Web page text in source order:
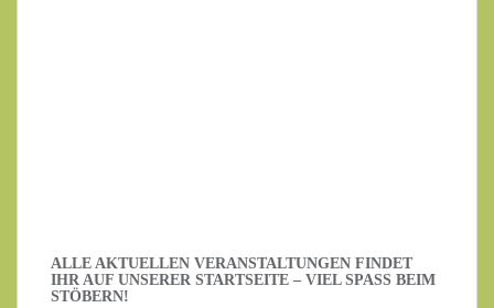
ALLE AKTUELLEN VERANSTALTUNGEN FINDET
IHR AUF UNSERER STARTSEITE – VIEL SPASS BEIM S
TÖBERN!